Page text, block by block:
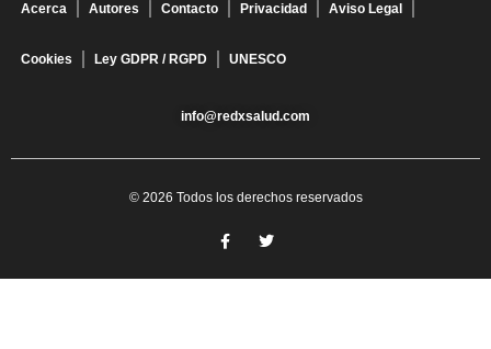
Acerca Autores Contacto Privacidad Aviso Legal
Cookies Ley GDPR / RGPD UNESCO
info@redxsalud.com
© 2026 Todos los derechos reservados